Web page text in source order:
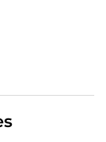
demande et
Je